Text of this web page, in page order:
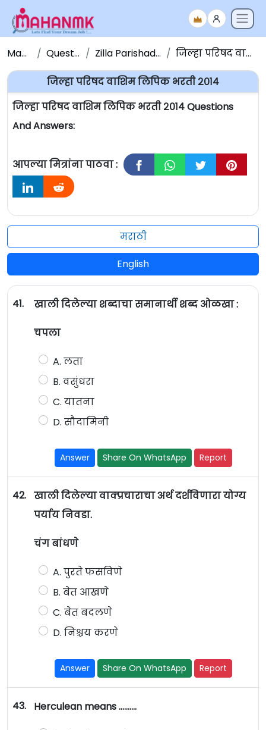
Maha NMK Question Papers Zilla Parishad Question Papers जिल्हा परिषद वाशिम लिपिक भरती २०१४
जिल्हा परिषद वाशिम लिपिक भरती २०१४
जिल्हा परिषद वाशिम लिपिक भरती २०१४ Questions
And Answers:
आपल्या मित्रांना पाठवा :
मराठी
English
41. खाली दिलेल्या शब्दाचा समानार्थी शब्द ओळखा :
चपला
A. लता
B. वसुंधरा
C. यातना
D. सौदामिनी
Answer Share On WhatsApp Report
42. खाली दिलेल्या वाक्प्रचाराचा अर्थ दर्शविणारा योग्य
पर्याय निवडा.
चंग बांधणे
A. पुरते फसविणे
B. बेत आखणे
C. बेत बदलणे
D. निश्चय करणे
Answer Share On WhatsApp Report
43. Herculean means ……….